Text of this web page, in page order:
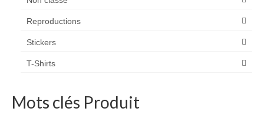
Reproductions
Stickers
T-Shirts
Mots clés Produit